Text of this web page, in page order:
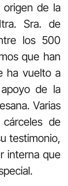
de la
Sra. de
los 500
que han
ha vuelto a
de la
Varias
de
testimonio,
interna que